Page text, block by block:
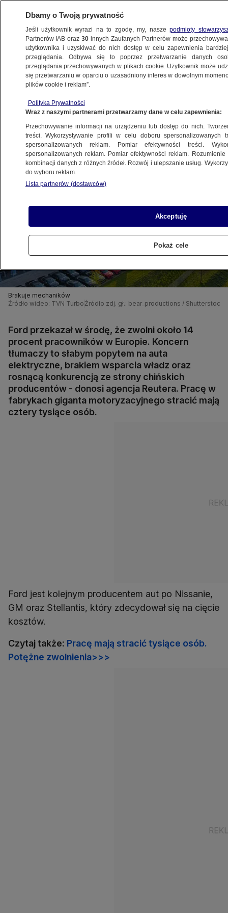
BIZNES
ZE ŚWIATA
20.11.2024, 16:58
Udostępnij
Brakuje mechaników
Źródło wideo: TVN Turbo Źródło zdj. gł.: bear_productions /
Ford przekazał w środę, że zwolni około 14
procent pracowników w Europie. Koncern
tłumaczy to słabym popytem na auta
elektryczne, brakiem wsparcia władz oraz
rosnącą konkurencją ze strony chińskich
producentów - donosi agencja Reutera. Pracę w
fabrykach giganta motoryzacyjnego stracić mają
cztery tysiące osób.
Ford jest kolejnym producentem aut po Nissanie,
GM oraz Stellantis, który zdecydował się na cięcie
kosztów.
Czytaj także: Pracę mają stracić tysiące osób.
Potężne zwolnienia>>>
Dbamy o Twoją prywatność
Jeśli użytkownik wyrazi na to zgodę, my, naszepodmioty
Partnerów IAB oraz30 innych Zaufanych Partnerów może
użytkownika i uzyskiwać do nich dostęp w celu zapewnienia
przeglądania. Odbywa się to poprzez przetwarzanie danych
przeglądania przechowywanych w plikach cookie. Użytkownik może
się przetwarzaniu w oparciu o uzasadniony interes w dowolnym
plików cookie i reklam”.
Polityka Prywatności
Wraz z naszymi partnerami przetwarzamy dane w celu zapewnienia:
Przechowywanie informacji na urządzeniu lub dostęp do nich.
treści. Wykorzystywanie profili w celu doboru spersonalizowanych
spersonalizowanych reklam. Pomiar efektywności treści.
spersonalizowanych reklam. Pomiar efektywności reklam.
kombinacji danych z różnych źródeł. Rozwój i ulepszanie usług.
do wyboru reklam.
Lista partnerów (dostawców)
Akceptuję
Pokaż cele